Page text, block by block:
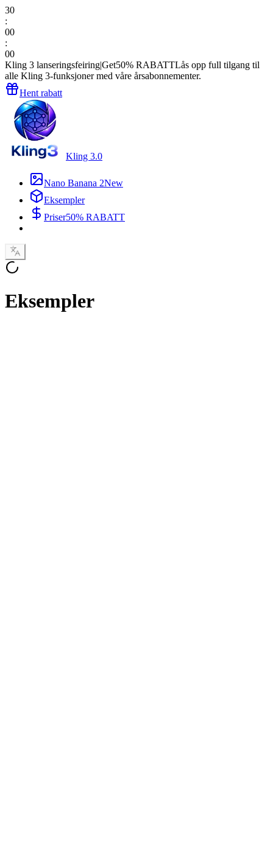
30
:
00
:
00
Kling 3 lanseringsfeiring|Get50% RABATTLås opp full tilgang til
alle Kling 3-funksjoner med våre årsabonnementer.
Hent rabatt
Kling 3.0
Nano Banana 2New
Eksempler
Priser50% RABATT
Eksempler